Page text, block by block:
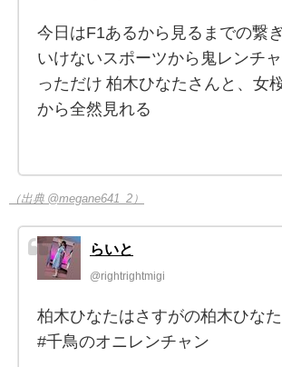
今日はF1あるから見るまでの繋
いけないスポーツから鬼レンチ
っただけ 柏木ひなたさんと、女
から全然見れる
（出典 @megane641_2）
らいと
@rightrightmigi
柏木ひなたはさすがの柏木ひなた
#千鳥のオニレンチャン